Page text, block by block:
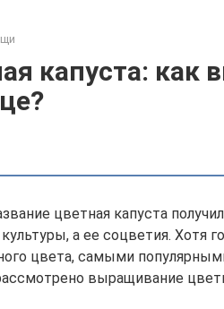
капуста: как
цветная капуста
а ее соцветия. Хотя
цвета, самыми
выращивание